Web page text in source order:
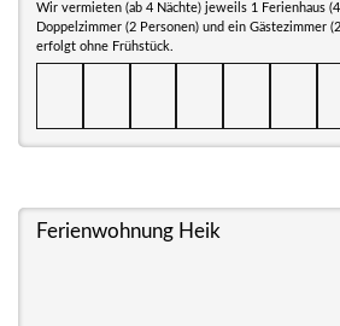
Wir vermieten (ab 4 Nächte) jeweils 1 Ferienhaus
Doppelzimmer (2 Personen) und ein Gästezimmer
erfolgt ohne Frühstück.
Ferienwohnung Heik